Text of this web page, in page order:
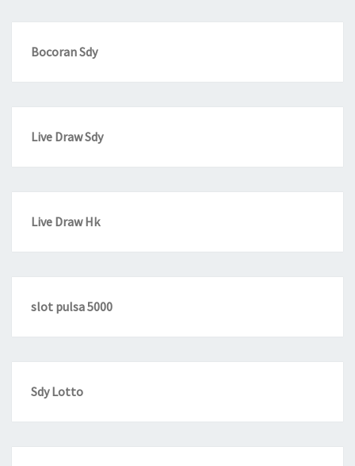
Bocoran Sdy
Live Draw Sdy
Live Draw Hk
slot pulsa 5000
Sdy Lotto